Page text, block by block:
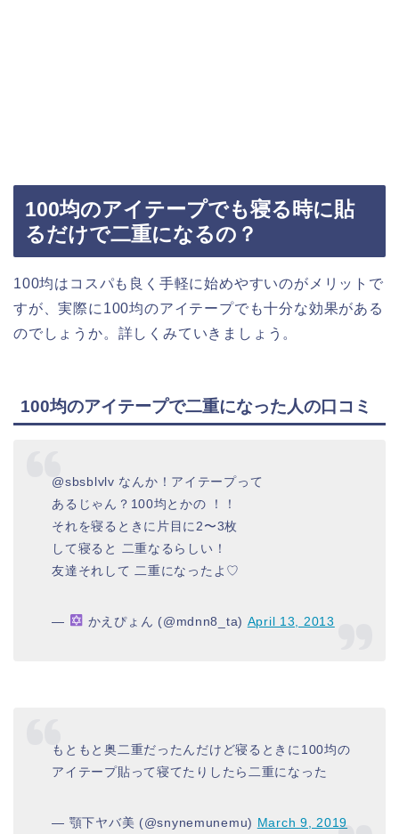
100均のアイテープでも寝る時に貼
るだけで二重になるの？
100均はコスパも良く手軽に始めやすいのがメリットで
すが、実際に100均のアイテープでも十分な効果がある
のでしょうか。詳しくみていきましょう。
100均のアイテープで二重になった人の口コミ
@sbsblvlv なんか！アイテープって
あるじゃん？100均とかの ！！
それを寝るときに片目に2〜3枚
して寝ると 二重なるらしい！
友達それして 二重になったよ♡
— かえぴょん (@mdnn8_ta) April 13, 2013
もともと奥二重だったんだけど寝るときに100均の
アイテープ貼って寝てたりしたら二重になった
— 顎下ヤバ美 (@snynemunemu) March 9, 2019